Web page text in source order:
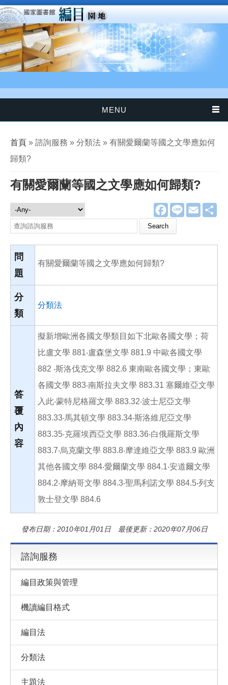
移至主內容
MENU
您在這裡
首頁 » 諮詢服務 » 分類法 » 有關愛爾蘭等國之文學應如何
歸類?
有關愛爾蘭等國之文學應如何歸類?
F
a
e
o
L
E
m
諮詢服務
Search this site
問
題
有關愛爾蘭等國之文學應如何歸類?
分
類
分類法
答
覆
內
容
擬新增歐洲各國文學類目如下北歐各國文學；荷
比盧文學 881‧盧森堡文學 881.9 中歐各國文學
882 ‧斯洛伐克文學 882.6 東南歐各國文學；東歐
各國文學 883‧南斯拉夫文學 883.31 塞爾維亞文學
入此‧蒙特尼格羅文學 883.32‧波士尼亞文學
883.33‧馬其頓文學 883.34‧斯洛維尼亞文學
883.35‧克羅埃西亞文學 883.36‧白俄羅斯文學
883.7‧烏克蘭文學 883.8‧摩達維亞文學 883.9 歐洲
其他各國文學 884‧愛爾蘭文學 884.1‧安道爾文學
884.2‧摩納哥文學 884.3‧聖馬利諾文學 884.5‧列支
敦士登文學 884.6
發布日期：2010年01月01日 最後更新：2020年07月06日
諮詢服務
編目政策與管理
機讀編目格式
編目法
分類法
主題法